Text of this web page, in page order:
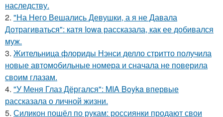
наследству.
2. "На Него Вешались Девушки, а я не Давала
Дотрагиваться": катя Iowa рассказала, как ее добивался
муж.
3. Жительница флориды Нэнси делло стритто получила
новые автомобильные номера и сначала не поверила
своим глазам.
4. "У Меня Глаз Дёргался": MIA Boyka впервые
рассказала о личной жизни.
5. Силикон пошёл по рукам: россиянки продают свои